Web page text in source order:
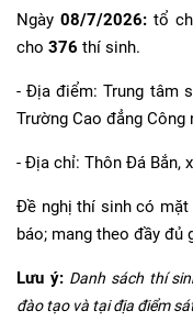
Ngày 08/7/2026:tổ
cho 376 thí sinh.
- Địa điểm: Trung tâm
Trường Cao đẳng Công
- Địa chỉ: Thôn Đá Bắn,
Đề nghị thí sinh có
báo; mang theo đầy đủ
Lưu ý: Danh sách thí
đào tạo và tại địa điểm